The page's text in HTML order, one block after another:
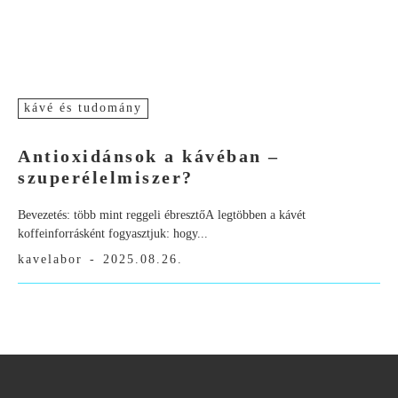
kávé és tudomány
Antioxidánsok a kávéban –
szuperélelmiszer?
Bevezetés: több mint reggeli ébresztőA legtöbben a kávét
koffeinforrásként fogyasztjuk: hogy...
kavelabor
- 2025.08.26.